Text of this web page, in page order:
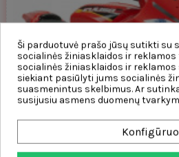
Injusa Winner balancinis
INJUSA
71,95 €
Ši parduotuvė prašo jūsų sutikti su
socialinės žiniasklaidos ir reklamos
socialinės žiniasklaidos ir
siekiant pasiūlyti jums socialinės
suasmenintus skelbimus. Ar
susijusiu asmens duomenų